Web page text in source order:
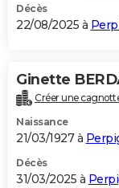
Décès
22/08/2025 à
Ginette
Créer une
Naissance
21/03/1927 à
Décès
31/03/2025 à